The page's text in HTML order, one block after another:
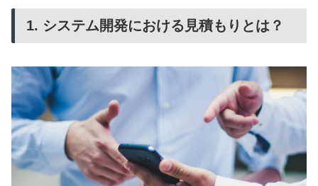
1. システム開発における見積もりとは？